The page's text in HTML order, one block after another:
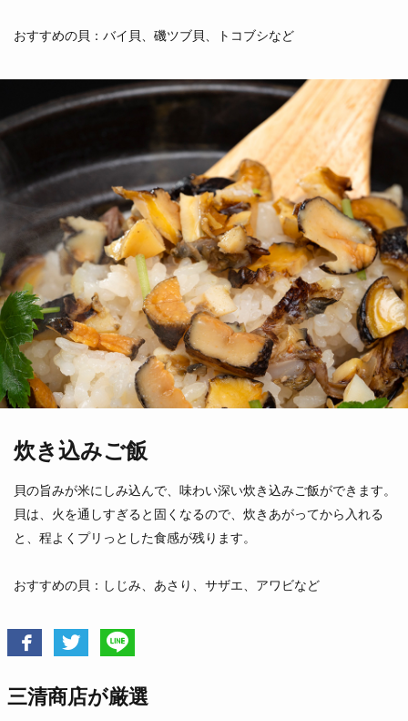
ムール貝
（青森県他）
イガイ
（茨城県）
床伏
とこぶし
（徳島県他）
（愛知県）
ウチムラサキ
おすすめの貝：バイ貝、磯ツブ貝、トコブシなど
炊き込みご飯
貝の旨みが米にしみ込んで、味わい深い炊き込みご飯ができます。
貝は、火を通しすぎると固くなるので、炊きあがってから入れる
と、程よくプリっとした食感が残ります。
おすすめの貝：しじみ、あさり、サザエ、アワビなど
三清商店が厳選